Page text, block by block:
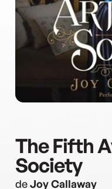
The Fifth
Society
deJoy Callaway